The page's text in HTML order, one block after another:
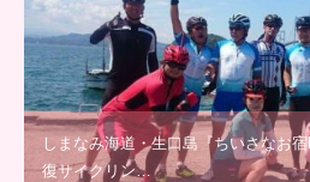
しまなみ海道・生口島『ちいさなお
復サイクリン…